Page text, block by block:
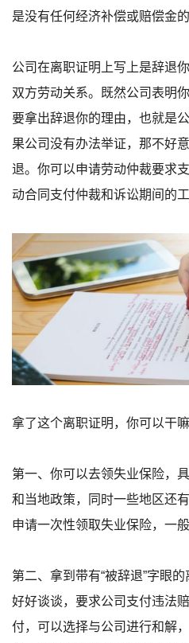
是没有任何经济补偿或赔偿金的
公司在离职证明上写上是辞退
双方劳动关系。既然公司表明
要拿出辞退你的理由，也就是
果公司没有办法举证，那不好
退。你可以申请劳动仲裁要求
动合同支付仲裁和诉讼期间的工
拿了这个离职证明，你可以干
第一、你可以去领失业保险，
和当地政策，同时一些地区还
申请一次性领取失业保险，一
第二、拿到带有“被辞退”字眼
好好谈谈，要求公司支付违法
付，可以选择与公司进行和解